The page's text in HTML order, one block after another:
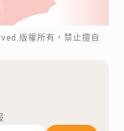
版權所有，禁止擅自